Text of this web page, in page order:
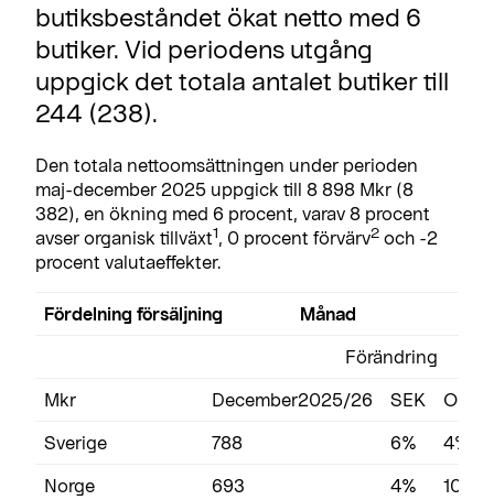
butiksbeståndet ökat netto med 6
butiker. Vid periodens utgång
uppgick det totala antalet butiker till
244 (238).
Den totala nettoomsättningen under perioden
maj-december 2025 uppgick till 8 898 Mkr (8
382), en ökning med 6 procent, varav 8 procent
avser organisk tillväxt1, 0 procent förvärv2 och -2
procent valutaeffekter.
Fördelning försäljning Månad
Förändring
Mkr December2025/26 SEK
Sverige 788 6% 4%
Norge 693 4% 10%